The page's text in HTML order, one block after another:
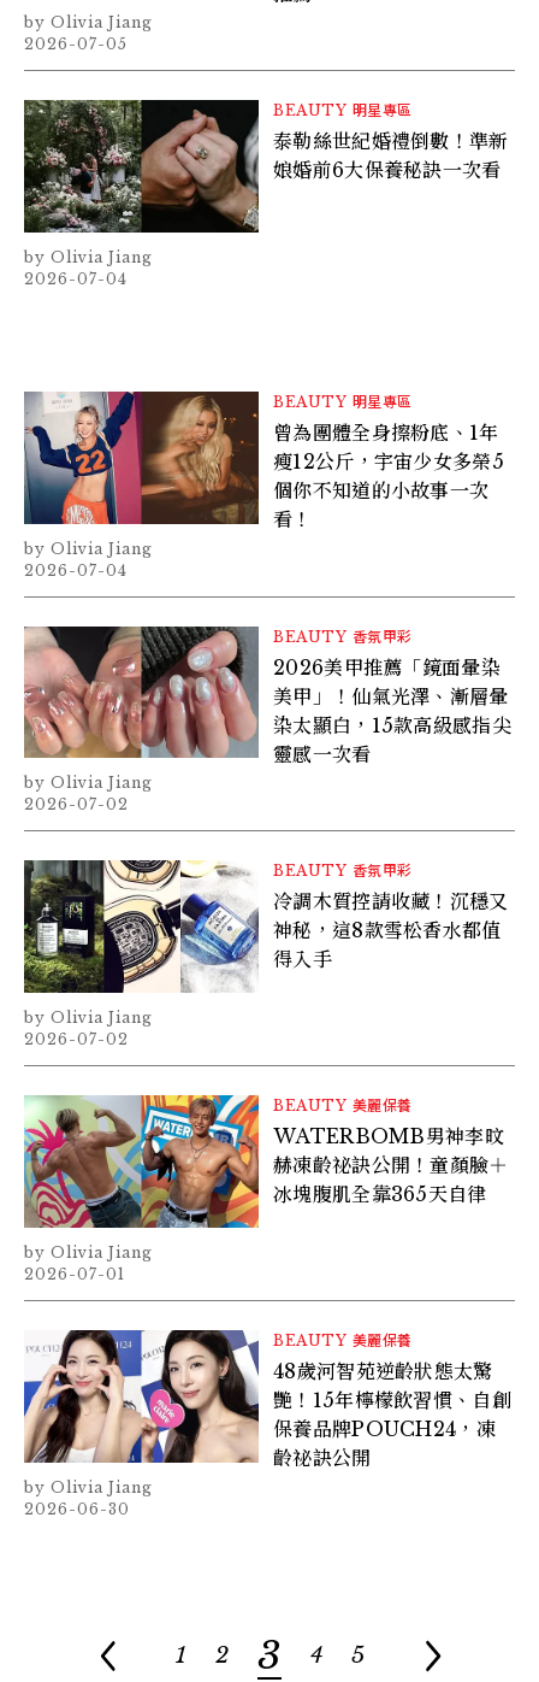
Olivia Jiang
2026-07-05
BEAUTY 明星專區
泰勒絲世紀婚禮倒數！準新
娘婚前6大保養秘訣一次看
Olivia Jiang
2026-07-04
BEAUTY 明星專區
曾為團體全身擦粉底、1年
瘦12公斤，宇宙少女多榮5
個你不知道的小故事一次
看！
Olivia Jiang
2026-07-04
BEAUTY 香氛甲彩
2026美甲推薦「鏡面暈染
美甲」！仙氣光澤、漸層暈
染太顯白，15款高級感指尖
靈感一次看
Olivia Jiang
2026-07-02
BEAUTY 香氛甲彩
冷調木質控請收藏！沉穩又
神秘，這8款雪松香水都值
得入手
Olivia Jiang
2026-07-02
BEAUTY 美麗保養
WATERBOMB男神李旼
赫凍齡祕訣公開！童顏臉＋
冰塊腹肌全靠365天自律
Olivia Jiang
2026-07-01
BEAUTY 美麗保養
48歲河智苑逆齡狀態太驚
艷！15年檸檬飲習慣、自創
保養品牌POUCH24，凍
齡祕訣公開
Olivia Jiang
2026-06-30
1 2 3 4 5